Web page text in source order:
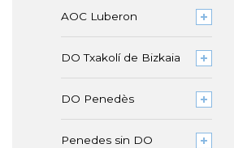
AOC Luberon
DO Txakolí de Bizkaia
DO Penedès
Penedes sin DO